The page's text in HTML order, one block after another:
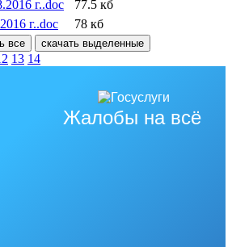
г..doc
77.5 кб
г..doc
78 кб
все скачать выделенные
13 14
Жалобы на всё